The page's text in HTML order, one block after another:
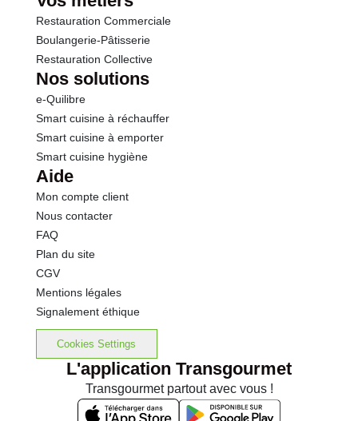
Restauration Commerciale
Boulangerie-Pâtisserie
Restauration Collective
Nos solutions
e-Quilibre
Smart cuisine à réchauffer
Smart cuisine à emporter
Smart cuisine hygiène
Aide
Mon compte client
Nous contacter
FAQ
Plan du site
CGV
Mentions légales
Signalement éthique
Cookies Settings
L'application Transgourmet
Transgourmet partout avec vous !